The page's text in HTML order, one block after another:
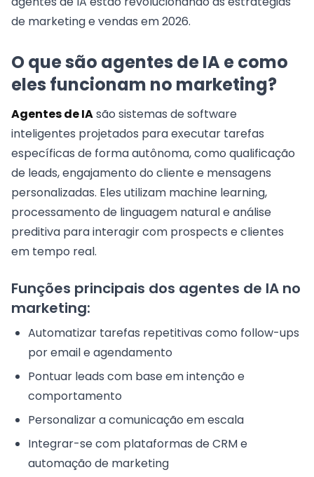
de marketing e vendas em 2026.
O que são agentes de IA e como
eles funcionam no marketing?
Agentes de IAsão sistemas de software
inteligentes projetados para executar tarefas
específicas de forma autônoma, como qualificação
de leads, engajamento do cliente e mensagens
personalizadas. Eles utilizam machine learning,
processamento de linguagem natural e análise
preditiva para interagir com prospects e clientes
em tempo real.
Funções principais dos agentes de IA no
marketing:
Automatizar tarefas repetitivas como follow-ups
por email e agendamento
Pontuar leads com base em intenção e
comportamento
Personalizar a comunicação em escala
Integrar-se com plataformas de CRM e
automação de marketing